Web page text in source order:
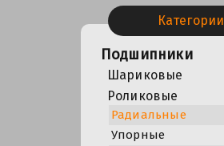
Категории
Подшипники
Шариковые
Роликовые
Радиальные
Упорные